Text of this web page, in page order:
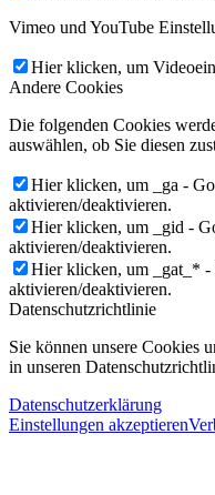
Vimeo und YouTube
Hier klicken, um
Andere Cookies
Die folgenden Cookies
auswählen, ob Sie diesen
Hier klicken, um _ga -
aktivieren/deaktivieren.
Hier klicken, um _gid -
aktivieren/deaktivieren.
Hier klicken, um _gat_*
aktivieren/deaktivieren.
Datenschutzrichtlinie
Sie können unsere Cookies
in unseren
Datenschutzerklärung
Einstellungen akzeptieren